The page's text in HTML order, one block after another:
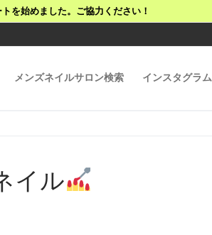
を始めました。ご協力ください！
メンズネイルサロン検索 インスタグラム
イル